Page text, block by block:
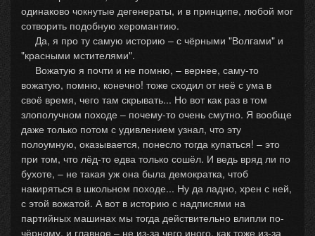
одинаково чокнутые дегенераты, и в принципе, любой мог
сотворить подобную херомантию.
Да, я про ту самую историю – с чёрными "Волгами" и
"красными мстителями".
Вожатую я почти и не помню, – вернее, саму-то
вожатую, помню, конечно! тоже сходил от неё с ума в
своё время, чего там скрывать... Но вот как раз в том
злополучном походе – почему-то очень смутно. Я вообще
даже только потом с удивлением узнал, что эту
полоумную, оказывается, понесло тогда купаться! – это
при том, что лёд-то едва только сошёл. И ведь вряд ли по
бухоте, – не такая уж она была демократка, чтоб
накиряться в школьном походе... Ну да ладно, хрен с ней,
с этой вожатой. А вот в историю с надписями на
партийных машинах мы тогда действительно влипли по-
чёрному, и главное – не из-за чего иного, как тоже из-за